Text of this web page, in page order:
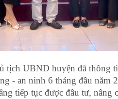
UBND huyện đã thông
- an ninh 6 tháng đầu năm
tiếp tục được đầu tư, nâng